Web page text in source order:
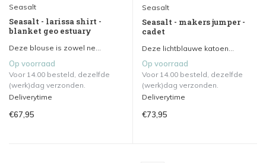
Seasalt
Seasalt - larissa shirt -
blanket geo estuary
Deze blouse is zowel ne...
Op voorraad
Voor 14.00 besteld, dezelfde
(werk)dag verzonden.
Deliverytime
€67,95
Seasalt
Seasalt - makers jumper -
cadet
Deze lichtblauwe katoen...
Op voorraad
Voor 14.00 besteld, dezelfde
(werk)dag verzonden.
Deliverytime
€73,95